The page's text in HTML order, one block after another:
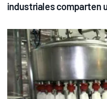
industriales comparten